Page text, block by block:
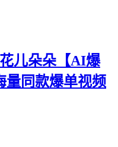
儿朵朵【AI爆
量同款爆单视频